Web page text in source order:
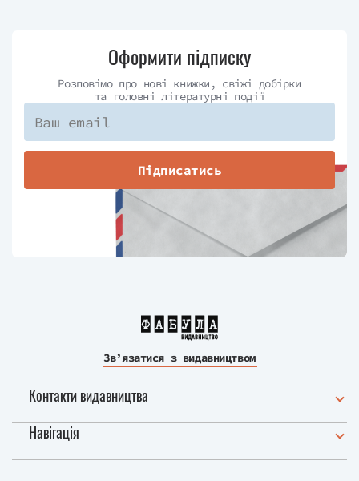
Оформити підписку
Розповімо про нові книжки, свіжі добірки
та головні літературні події
Підписатись
Зв’язатися з видавництвом
Контакти видавництва
Навігація